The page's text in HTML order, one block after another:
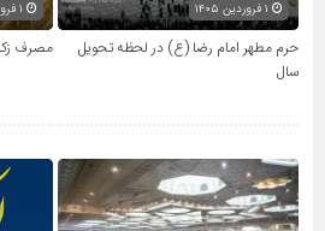
حرم مطهر امام رضا (ع) در لحظه تحویل
سال
مصرف